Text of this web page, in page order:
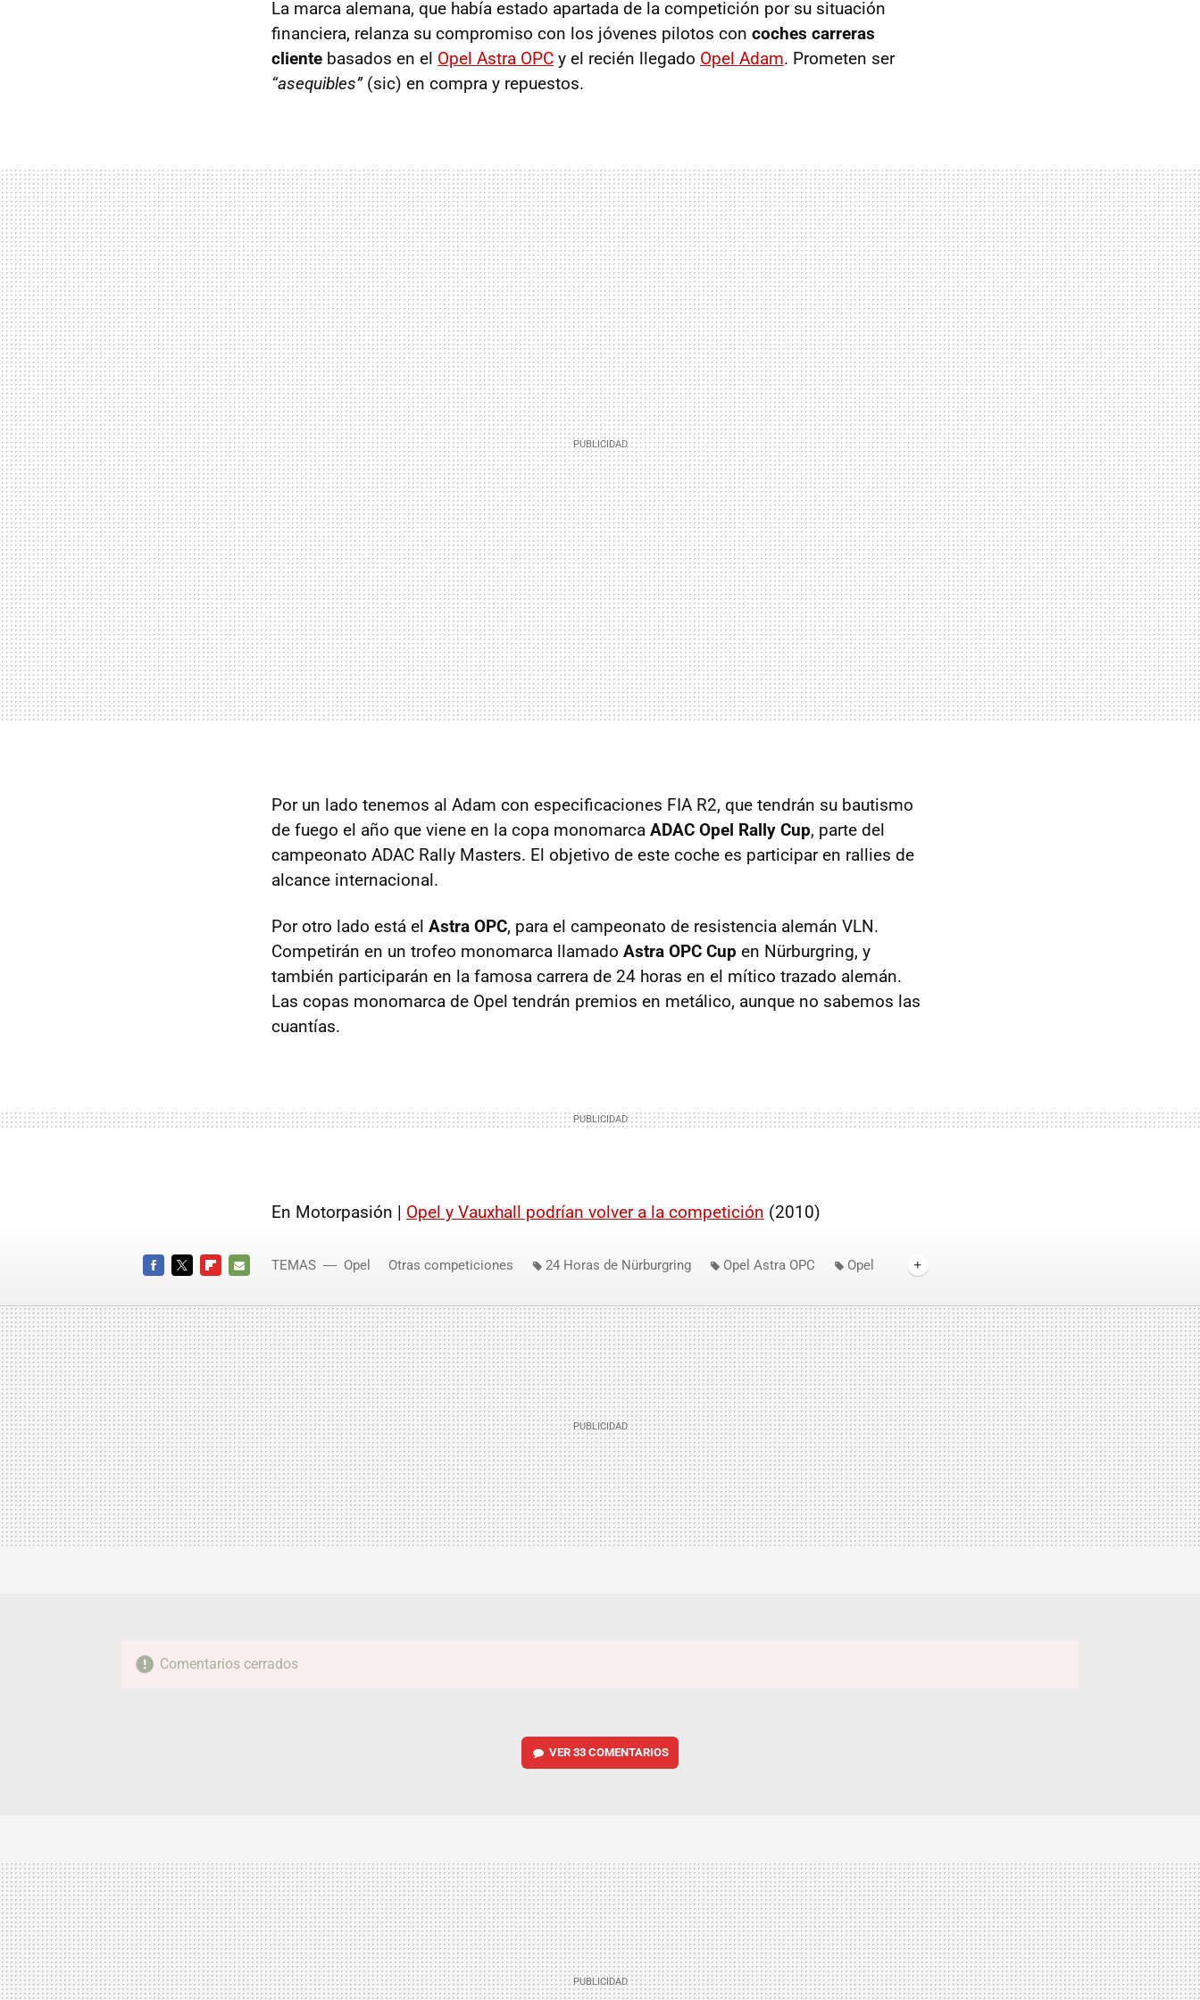
La marca alemana, que había estado apartada de la competición por su situación
financiera, relanza su compromiso con los jóvenes pilotos con coches carreras
cliente basados en el Opel Astra OPC y el recién llegado Opel Adam. Prometen ser
“asequibles”(sic) en compra y repuestos.
Por un lado tenemos al Adam con especificaciones FIA R2, que tendrán su bautismo
de fuego el año que viene en la copa monomarca ADAC Opel Rally Cup, parte del
campeonato ADAC Rally Masters. El objetivo de este coche es participar en rallies de
alcance internacional.
Por otro lado está el Astra OPC, para el campeonato de resistencia alemán VLN.
Competirán en un trofeo monomarca llamado Astra OPC Cup en Nürburgring, y
también participarán en la famosa carrera de 24 horas en el mítico trazado alemán.
Las copas monomarca de Opel tendrán premios en metálico, aunque no sabemos las
cuantías.
En Motorpasión | Opel y Vauxhall podrían volver a la competición (2010)
MAIL
TEMAS Opel Otras competiciones 24 Horas de Nürburgring Opel Astra OPC
Opel
Comentarios cerrados
VER 33 COMENTARIOS